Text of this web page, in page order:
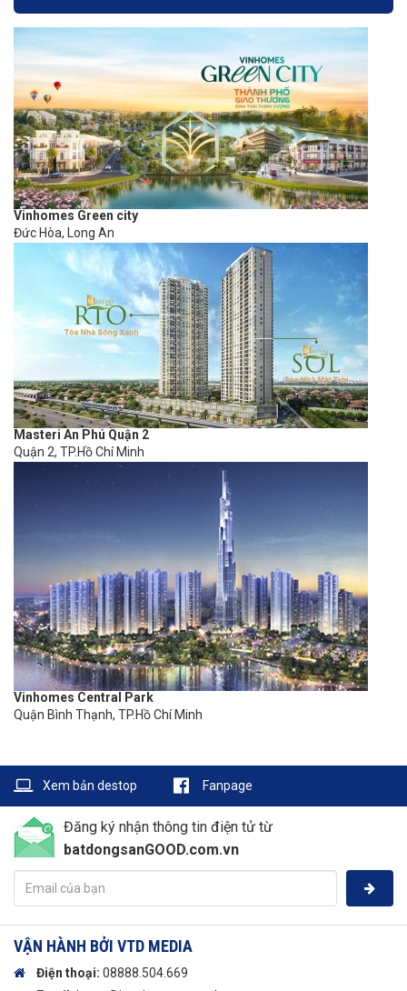
Vinhomes Green city
Đức Hòa, Long An
Masteri An Phú Quận 2
Quận 2, TP.Hồ Chí Minh
Vinhomes Central Park
Quận Bình Thạnh, TP.Hồ Chí Minh
Xem bản destop Fanpage
Đăng ký nhận thông tin điện tử từ
batdongsanGOOD.com.vn
VẬN HÀNH BỞI VTD MEDIA
Điện thoại: 08888.504.669